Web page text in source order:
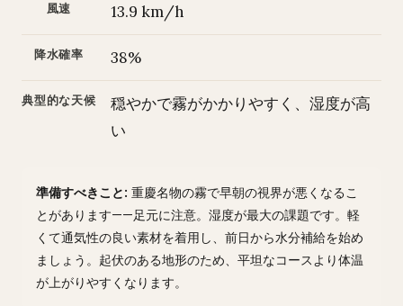
風速 13.9 km/h
降水確率 38%
典型的な天候
穏やかで霧がかかりやすく、湿度が高
い
準備すべきこと: 重慶名物の霧で早朝の視界が悪くなるこ
とがあります——足元に注意。湿度が最大の課題です。軽
くて通気性の良い素材を着用し、前日から水分補給を始め
ましょう。起伏のある地形のため、平坦なコースより体温
が上がりやすくなります。